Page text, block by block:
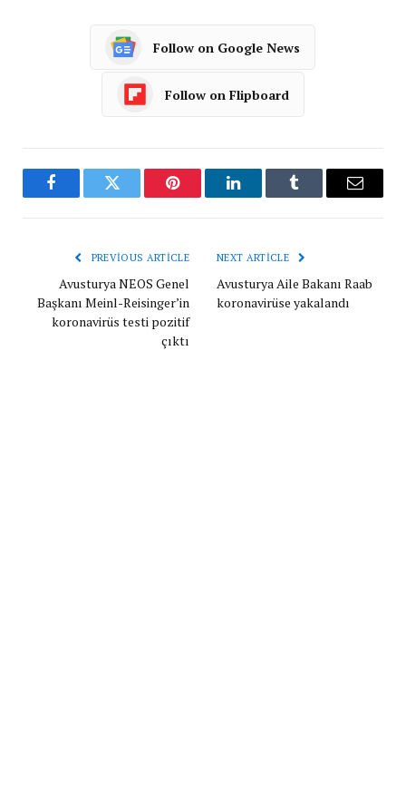
Follow on Google News
Follow on Flipboard
FacebookTwitter Pinterest LinkedInTumblr Email
PREVIOUS ARTICLE
Avusturya NEOS Genel
Başkanı Meinl-Reisinger’in
koronavirüs testi pozitif
çıktı
NEXT ARTICLE
Avusturya Aile Bakanı Raab
koronavirüse yakalandı